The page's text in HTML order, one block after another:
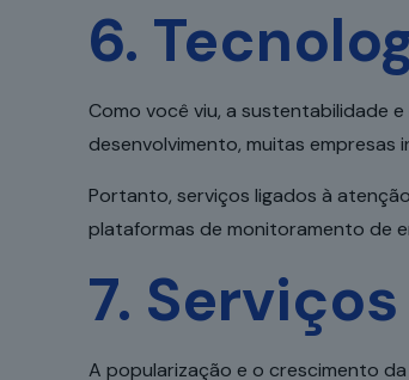
6.
Como você viu, a sustentabilidade
desenvolvimento, muitas
Portanto, serviços ligados à
plataformas de monitoramento de
7.
A popularização e o crescimento